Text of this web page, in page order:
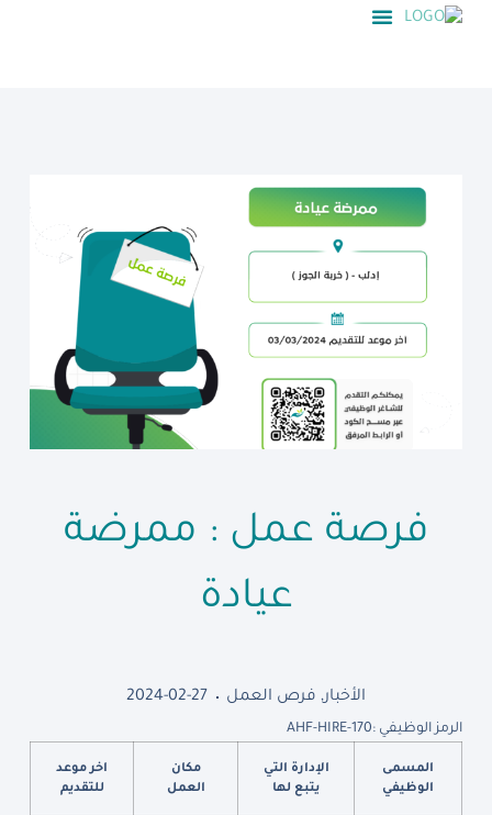
فرصة عمل : ممرضة
عيادة
الأخبار, فرص العمل 2024-02-27
الرمز الوظيفي :AHF-HIRE-170
المسمى
الوظيفي
الإدارة التي
يتبع لها
مكان
العمل
اخر موعد
للتقديم